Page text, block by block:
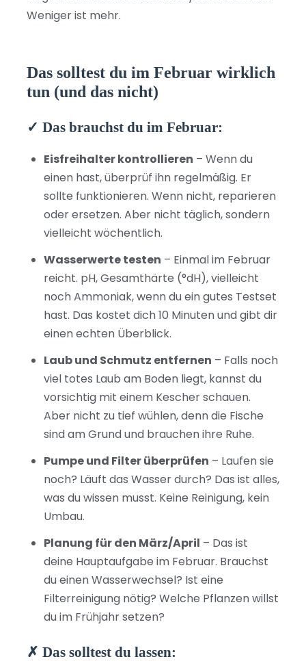
Weniger ist mehr.
Das solltest du im Februar wirklich
tun (und das nicht)
✓ Das brauchst du im Februar:
Eisfreihalter kontrollieren – Wenn du
einen hast, überprüf ihn regelmäßig. Er
sollte funktionieren. Wenn nicht, reparieren
oder ersetzen. Aber nicht täglich, sondern
vielleicht wöchentlich.
Wasserwerte testen – Einmal im Februar
reicht. pH, Gesamthärte (°dH), vielleicht
noch Ammoniak, wenn du ein gutes Testset
hast. Das kostet dich 10 Minuten und gibt dir
einen echten Überblick.
Laub und Schmutz entfernen – Falls noch
viel totes Laub am Boden liegt, kannst du
vorsichtig mit einem Kescher schauen.
Aber nicht zu tief wühlen, denn die Fische
sind am Grund und brauchen ihre Ruhe.
Pumpe und Filter überprüfen – Laufen sie
noch? Läuft das Wasser durch? Das ist alles,
was du wissen musst. Keine Reinigung, kein
Umbau.
Planung für den März/April – Das ist
deine Hauptaufgabe im Februar. Brauchst
du einen Wasserwechsel? Ist eine
Filterreinigung nötig? Welche Pflanzen willst
du im Frühjahr setzen?
✗ Das solltest du lassen: